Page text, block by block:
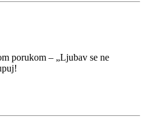
porukom – „Ljubav se ne